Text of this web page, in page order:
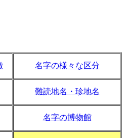
名字の様々な区分
難読地名・珍地名
名字の博物館